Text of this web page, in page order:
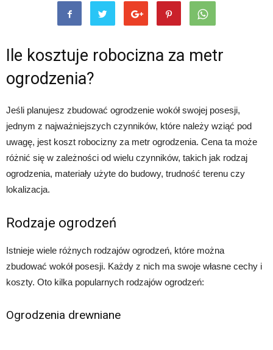
Ile kosztuje robocizna za metr
ogrodzenia?
Jeśli planujesz zbudować ogrodzenie wokół swojej posesji,
jednym z najważniejszych czynników, które należy wziąć pod
uwagę, jest koszt robocizny za metr ogrodzenia. Cena ta może
różnić się w zależności od wielu czynników, takich jak rodzaj
ogrodzenia, materiały użyte do budowy, trudność terenu czy
lokalizacja.
Rodzaje ogrodzeń
Istnieje wiele różnych rodzajów ogrodzeń, które można
zbudować wokół posesji. Każdy z nich ma swoje własne cechy i
koszty. Oto kilka popularnych rodzajów ogrodzeń:
Ogrodzenia drewniane